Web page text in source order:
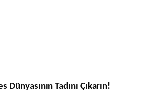
Tadını Çıkarın!